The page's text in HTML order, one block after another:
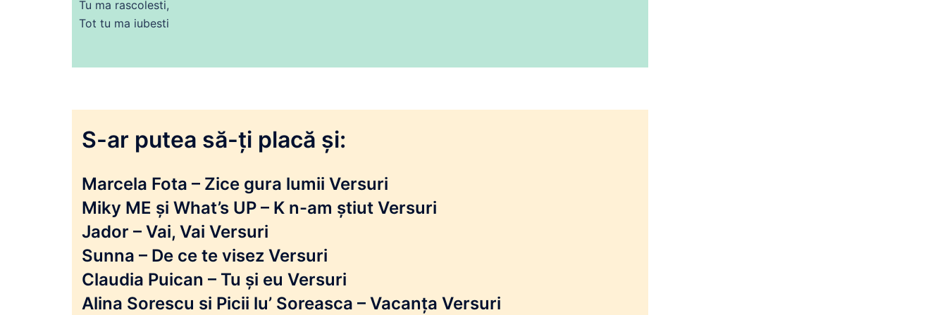
Tu ma rascolesti,
Tot tu ma iubesti
S-ar putea să-ți placă și:
Marcela Fota – Zice gura lumii Versuri
Miky ME și What’s UP – K n-am știut Versuri
Jador – Vai, Vai Versuri
Sunna – De ce te visez Versuri
Claudia Puican – Tu și eu Versuri
Alina Sorescu si Picii lu’ Soreasca – Vacanța Versuri